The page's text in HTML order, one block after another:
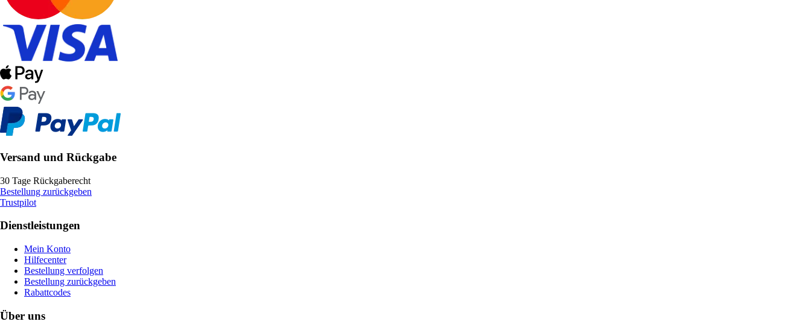
Versand und Rückgabe
30 Tage Rückgaberecht
Bestellung zurückgeben
Trustpilot
Dienstleistungen
Mein Konto
Hilfecenter
Bestellung verfolgen
Bestellung zurückgeben
Rabattcodes
Über uns